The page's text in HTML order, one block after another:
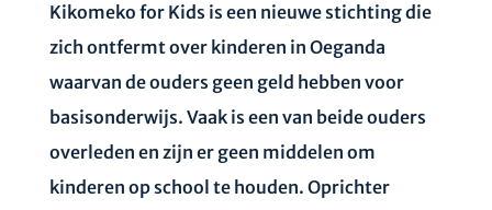
Kikomeko for Kids is een nieuwe stichting die
zich ontfermt over kinderen in Oeganda
waarvan de ouders geen geld hebben voor
basisonderwijs. Vaak is een van beide ouders
overleden en zijn er geen middelen om
kinderen op school te houden. Oprichter